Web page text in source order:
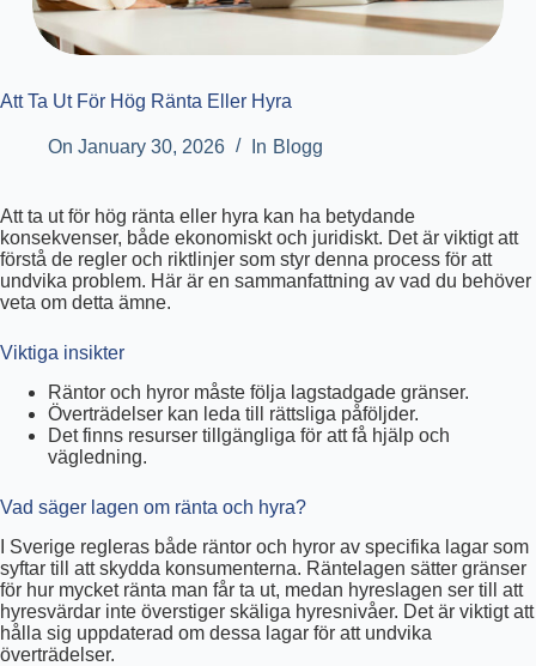
Att Ta Ut För Hög Ränta Eller Hyra
On January 30, 2026 In Blogg
Att ta ut för hög ränta eller hyra kan ha betydande
konsekvenser, både ekonomiskt och juridiskt. Det är viktigt att
förstå de regler och riktlinjer som styr denna process för att
undvika problem. Här är en sammanfattning av vad du behöver
veta om detta ämne.
Viktiga insikter
Räntor och hyror måste följa lagstadgade gränser.
Överträdelser kan leda till rättsliga påföljder.
Det finns resurser tillgängliga för att få hjälp och
vägledning.
Vad säger lagen om ränta och hyra?
I Sverige regleras både räntor och hyror av specifika lagar som
syftar till att skydda konsumenterna. Räntelagen sätter gränser
för hur mycket ränta man får ta ut, medan hyreslagen ser till att
hyresvärdar inte överstiger skäliga hyresnivåer. Det är viktigt att
hålla sig uppdaterad om dessa lagar för att undvika
överträdelser.